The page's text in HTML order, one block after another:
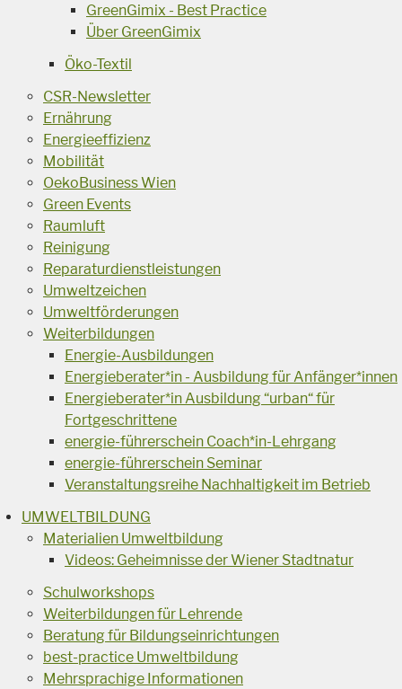
GreenGimix - Best Practice
Über GreenGimix
Öko-Textil
CSR-Newsletter
Ernährung
Energieeffizienz
Mobilität
OekoBusiness Wien
Green Events
Raumluft
Reinigung
Reparaturdienstleistungen
Umweltzeichen
Umweltförderungen
Weiterbildungen
Energie-Ausbildungen
Energieberater*in - Ausbildung für Anfänger*innen
Energieberater*in Ausbildung “urban“ für
Fortgeschrittene
energie-führerschein Coach*in-Lehrgang
energie-führerschein Seminar
Veranstaltungsreihe Nachhaltigkeit im Betrieb
UMWELTBILDUNG
Materialien Umweltbildung
Videos: Geheimnisse der Wiener Stadtnatur
Schulworkshops
Weiterbildungen für Lehrende
Beratung für Bildungseinrichtungen
best-practice Umweltbildung
Mehrsprachige Informationen